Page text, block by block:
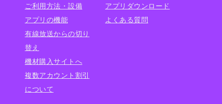
ご利用方法・設備
アプリの機能
有線放送からの切り
替え
機材購入サイトへ
複数アカウント割引
について
アプリダウンロード
よくある質問